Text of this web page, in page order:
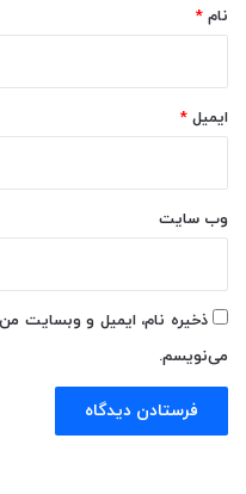
نام *
ایمیل *
وب‌ سایت
ذخیره نام، ایمیل و وبسایت
می‌نویسم.